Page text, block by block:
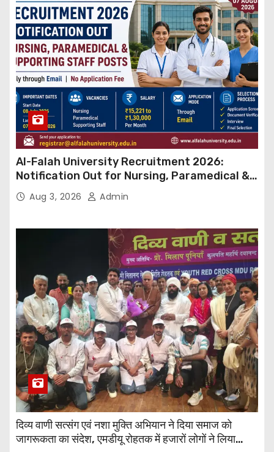
Al-Falah University Recruitment 2026:
Notification Out for Nursing, Paramedical &
Supporting Staff Posts, Apply Through Email
Aug 3, 2026 Admin
दिव्य वाणी सत्संग एवं नशा मुक्ति अभियान ने दिया समाज को
जागरूकता का संदेश, एमडीयू रोहतक में हजारों लोगों ने लिया